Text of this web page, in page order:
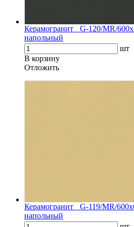
Керамогранит G-120/MR/
напольный
шт
В корзину
Oтложить
Керамогранит G-119/MR/
напольный